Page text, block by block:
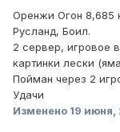
Оренжи Огон 8,685
Русланд, Боил.
2 сервер, игровое
картинки лески
Пойман через 2
Удачи
Изменено 19 июня,